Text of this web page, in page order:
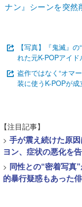
ナン』シーンを突然
【写真】『鬼滅』
れた元K-POPアイ
盗作ではなく“オマ
装に使うK-POPが
【注目記事】
> 手が震え続けた原
ヨン、症状の悪化を
> 同性との“密着写真
的暴行疑惑もあった